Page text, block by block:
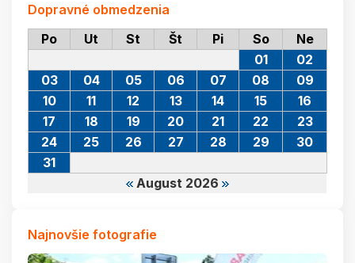
Dopravné obmedzenia
Po
Ut St Št Pi So Ne
August 2026
01
02
03
04 05 06 07 08
09
10
11 12 13 14 15
16
17
18 19 20 21 22
23
24
25 26 27 28 29
30
31
Najnovšie fotografie